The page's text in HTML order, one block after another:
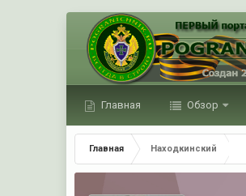
Главная Обзор
Главная Находкинский